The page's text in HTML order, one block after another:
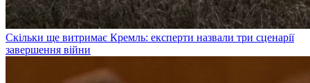
Скільки ще витримає Кремль: експерти назвали три сценарії
завершення війни